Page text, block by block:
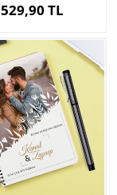
529,90 TL